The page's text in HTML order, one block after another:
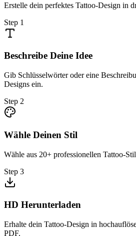
Erstelle dein perfektes Tattoo-Design in
Step 1
Beschreibe Deine Idee
Gib Schlüsselwörter oder eine
Designs ein.
Step 2
Wähle Deinen Stil
Wähle aus 20+ professionellen Tattoo-
Step 3
HD Herunterladen
Erhalte dein Tattoo-Design in
PDF.